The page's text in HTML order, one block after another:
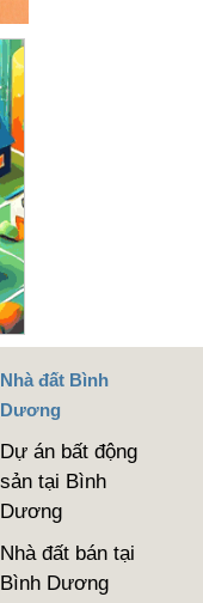
Nhà đất Bình
Dương
Dự án bất động
sản tại Bình
Dương
Nhà đất bán tại
Bình Dương